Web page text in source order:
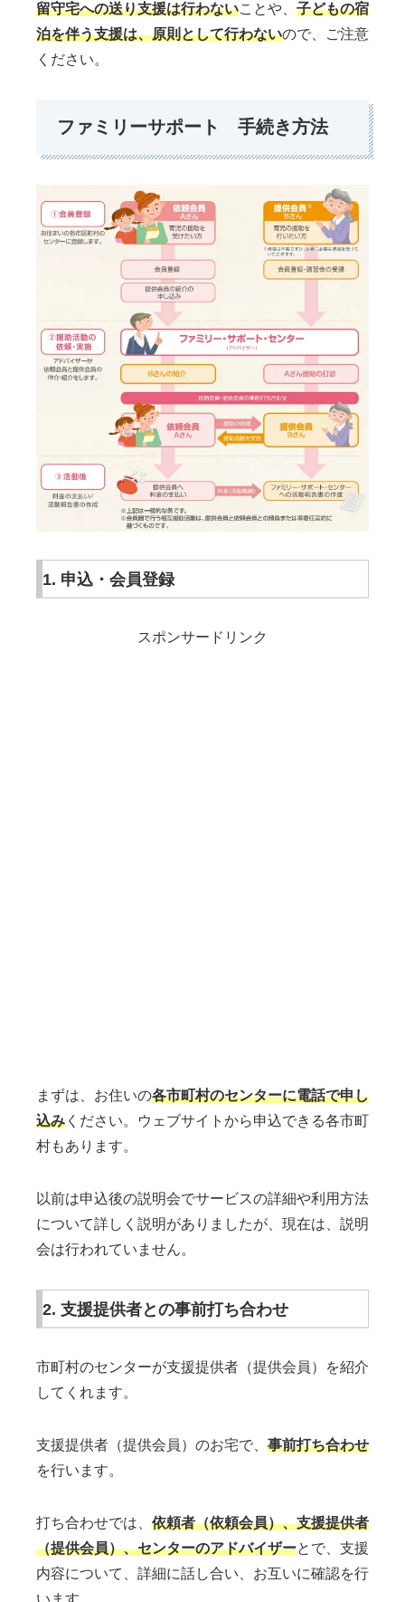
留守宅への送り支援は行わないことや、 子どもの宿
泊を伴う支援は、原則として行わないので、ご注意
ください。
ファミリーサポート 手続き方法
1. 申込・会員登録
スポンサードリンク
まずは、お住いの各市町村のセンターに電話で申し
込み ください。ウェブサイトから申込できる各市町
村もあります。
以前は申込後の説明会でサービスの詳細や利用方法
について詳しく説明がありましたが、現在は、説明
会は行われていません。
2. 支援提供者との事前打ち合わせ
市町村のセンターが支援提供者（提供会員）を紹介
してくれます。
支援提供者（提供会員）のお宅で、 事前打ち合わせ
を行います。
打ち合わせでは、 依頼者（依頼会員）、支援提供者
（提供会員）、センターのアドバイザーとで、支援
内容について、詳細に話し合い、お互いに確認を行
います。